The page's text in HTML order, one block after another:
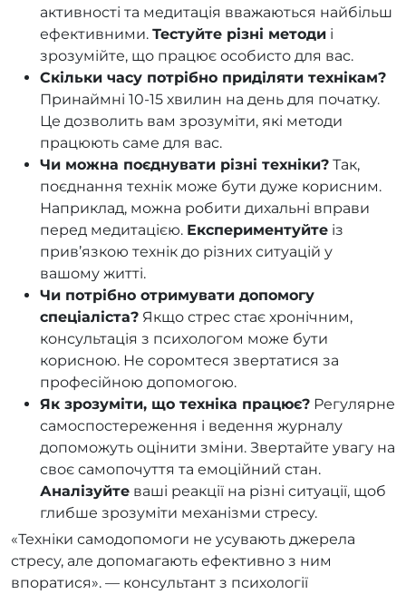
активності та медитація вважаються найбільш
ефективними. Тестуйте різні методи і
зрозумійте, що працює особисто для вас.
Скільки часу потрібно приділяти технікам?
Принаймні 10-15 хвилин на день для початку.
Це дозволить вам зрозуміти, які методи
працюють саме для вас.
Чи можна поєднувати різні техніки? Так,
поєднання технік може бути дуже корисним.
Наприклад, можна робити дихальні вправи
перед медитацією. Експериментуйте із
прив’язкою технік до різних ситуацій у
вашому житті.
Чи потрібно отримувати допомогу
спеціаліста? Якщо стрес стає хронічним,
консультація з психологом може бути
корисною. Не соромтеся звертатися за
професійною допомогою.
Як зрозуміти, що техніка працює? Регулярне
самоспостереження і ведення журналу
допоможуть оцінити зміни. Звертайте увагу на
своє самопочуття та емоційний стан.
Аналізуйте ваші реакції на різні ситуації, щоб
глибше зрозуміти механізми стресу.
«Техніки самодопомоги не усувають джерела
стресу, але допомагають ефективно з ним
впоратися». — консультант з психології